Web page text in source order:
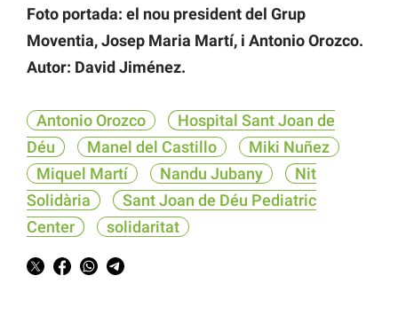
Foto portada: el nou president del Grup
Moventia, Josep Maria Martí, i Antonio Orozco.
Autor: David Jiménez.
Antonio Orozco
Hospital Sant Joan de
Déu
Manel del Castillo
Miki Nuñez
Miquel Martí
Nandu Jubany
Nit
Solidària
Sant Joan de Déu Pediatric
Center
solidaritat